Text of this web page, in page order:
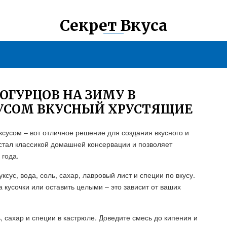
Секрет Вкуса
НА ЗИМУ В
ВКУСНЫЙ ХРУСТЯЩИЕ
– вот отличное решение для создания вкусного и
классикой домашней консервации и позволяет
вода, соль, сахар, лавровый лист и специи по вкусу.
или оставить целыми – это зависит от ваших
и специи в кастрюле. Доведите смесь до кипения и